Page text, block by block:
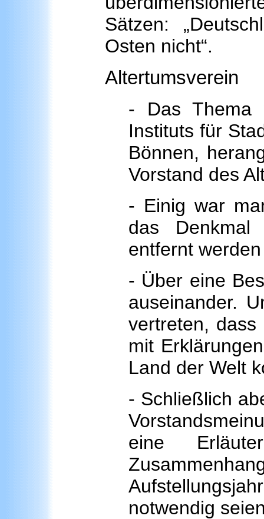
Sätzen:
Osten nicht“.
Altertumsverein
- Das Thema
Instituts für
Bönnen,
Vorstand des
- Einig war
das Denkmal
entfernt
- Über eine
auseinander.
vertreten,
mit
Land der Welt
- Schließlich
eine
notwendig